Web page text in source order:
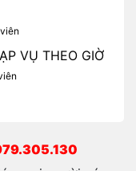
VỤ THEO GIỜ